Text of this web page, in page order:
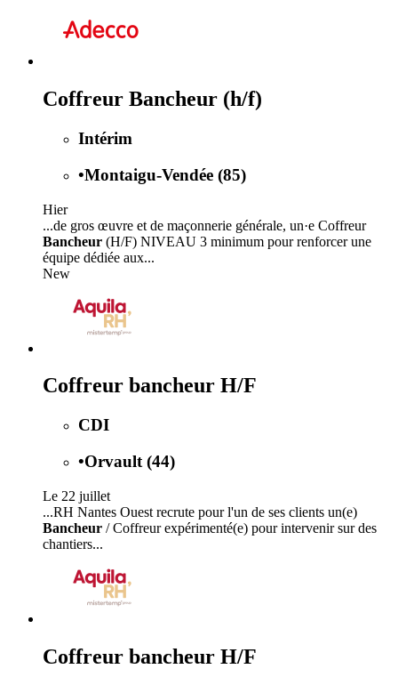
Coffreur Bancheur (h/f)
Intérim
•Montaigu-Vendée (85)
Hier
...de gros œuvre et de maçonnerie générale, un·e Coffreur
Bancheur (H/F) NIVEAU 3 minimum pour renforcer une
équipe dédiée aux...
New
Coffreur bancheur H/F
CDI
•Orvault (44)
Le 22 juillet
...RH Nantes Ouest recrute pour l'un de ses clients un(e)
Bancheur / Coffreur expérimenté(e) pour intervenir sur des
chantiers...
Coffreur bancheur H/F